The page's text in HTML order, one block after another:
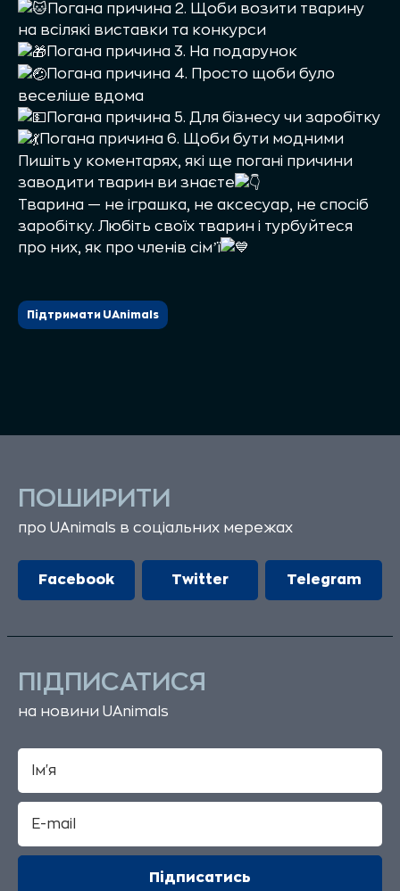
Погана причина 2. Щоби возити тварину
на всілякі виставки та конкурси
Погана причина 3. На подарунок
Погана причина 4. Просто щоби було
веселіше вдома
Погана причина 5. Для бізнесу чи заробітку
Погана причина 6. Щоби бути модними
Пишіть у коментарях, які ще погані причини
заводити тварин ви знаєте
Тварина — не іграшка, не аксесуар, не спосіб
заробітку. Любіть своїх тварин і турбуйтеся
про них, як про членів сімʼї
Підтримати UAnimals
ПОШИРИТИ
про UAnimals в соціальних мережах
Facebook Twitter Telegram
ПІДПИСАТИСЯ
на новини UAnimals